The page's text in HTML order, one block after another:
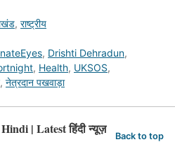
, राष्ट्रीय
, Drishti Dehradun,
, Health, UKSOS,
, नेत्रदान पखवाड़ा
| Latest हिंदी न्यूज़ Back to top